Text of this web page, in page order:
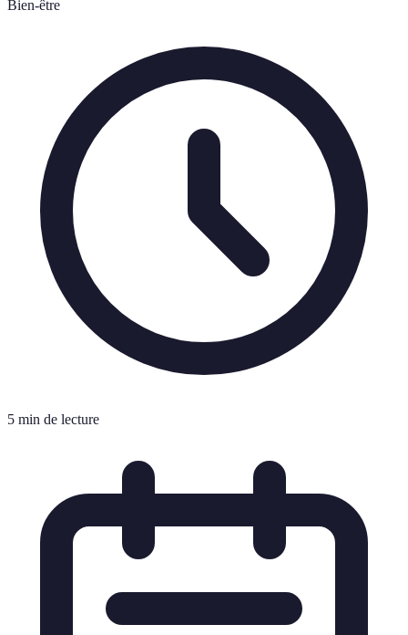
Bien-être
5 min de lecture